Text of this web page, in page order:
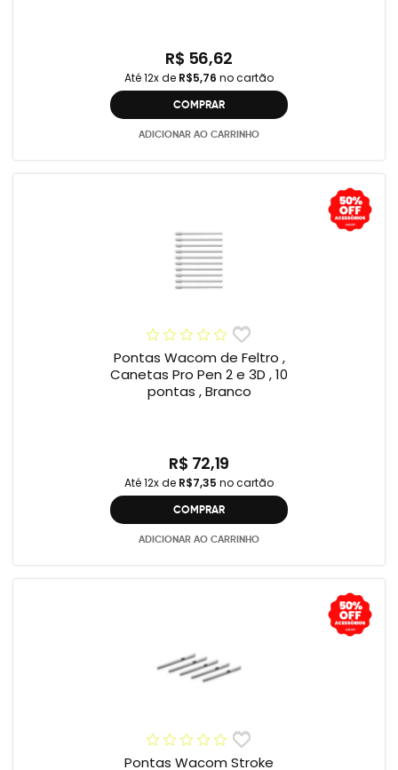
R$ 56,62
Até 12x de R$5,76 no cartão
COMPRAR
ADICIONAR AO CARRINHO
Pontas Wacom de Feltro ,
Canetas Pro Pen 2 e 3D , 10
pontas , Branco
R$ 72,19
Até 12x de R$7,35 no cartão
COMPRAR
ADICIONAR AO CARRINHO
Pontas Wacom Stroke